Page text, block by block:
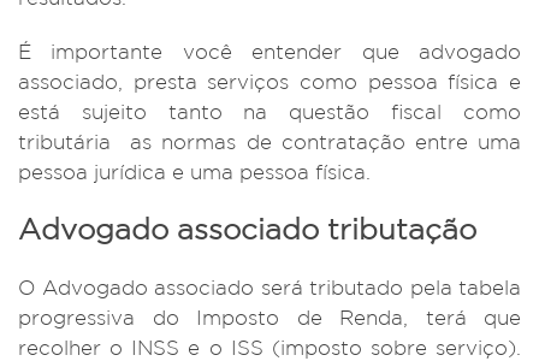
É importante você entender que advogado
associado, presta serviços como pessoa física e
está sujeito tanto na questão fiscal como
tributária as normas de contratação entre uma
pessoa jurídica e uma pessoa física.
Advogado associado tributação
O Advogado associado será tributado pela tabela
progressiva do Imposto de Renda, terá que
recolher o INSS e o ISS (imposto sobre serviço).